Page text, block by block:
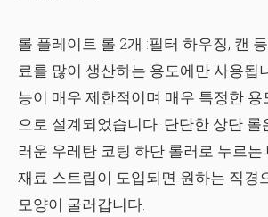
롤 플레이트 롤 2개 :필터 하우징, 캔
료를 많이 생산하는 용도에만 사용됩
능이 매우 제한적이며 매우 특정한 용
으로 설계되었습니다. 단단한 상단 롤
러운 우레탄 코팅 하단 롤러로 누르는
재료 스트립이 도입되면 원하는 직경
모양이 굴러갑니다.